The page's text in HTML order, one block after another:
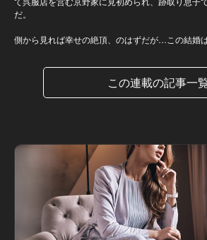
だ。
側から見れば幸せの絶頂、のはずだが…この結婚
この連載の記事一